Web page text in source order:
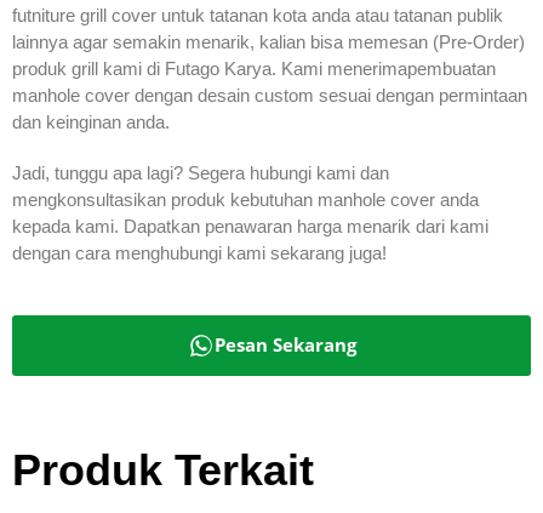
futniture grill cover untuk tatanan kota anda atau tatanan publik
lainnya agar semakin menarik, kalian bisa memesan (Pre-Order)
produk grill kami di Futago Karya. Kami menerimapembuatan
manhole cover dengan desain custom sesuai dengan permintaan
dan keinginan anda.
Jadi, tunggu apa lagi? Segera hubungi kami dan
mengkonsultasikan produk kebutuhan manhole cover anda
kepada kami. Dapatkan penawaran harga menarik dari kami
dengan cara menghubungi kami sekarang juga!
Pesan Sekarang
Produk Terkait